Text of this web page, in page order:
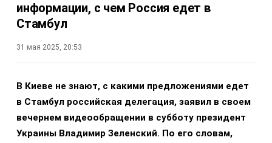
информации, с чем Россия едет в
Стамбул
31 мая 2025, 20:53
В Киеве не знают, с какими предложениями едет
в Стамбул российская делегация, заявил в своем
вечернем видеообращении в субботу президент
Украины Владимир Зеленский. По его словам,